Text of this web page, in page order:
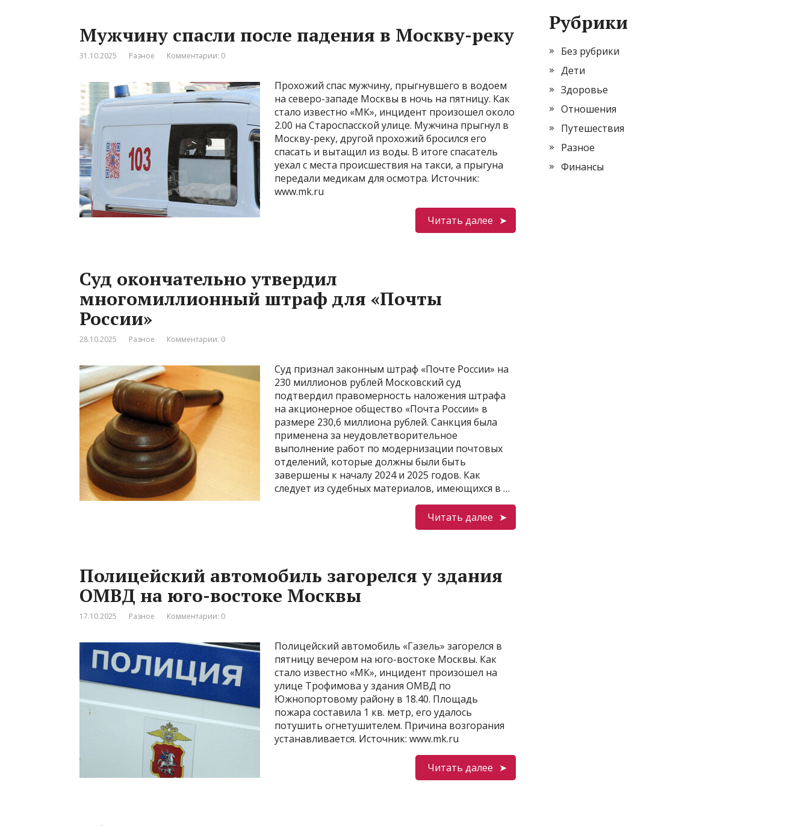
Мужчину спасли после падения в Москву-реку
31.10.2025 Разное Комментарии: 0
Прохожий спас мужчину, прыгнувшего в водоем
на северо-западе Москвы в ночь на пятницу. Как
стало известно «МК», инцидент произошел около
2.00 на Староспасской улице. Мужчина прыгнул в
Москву-реку, другой прохожий бросился его
спасать и вытащил из воды. В итоге спасатель
уехал с места происшествия на такси, а прыгуна
передали медикам для осмотра. Источник:
www.mk.ru
Читать далее
Суд окончательно утвердил
многомиллионный штраф для «Почты
России»
28.10.2025 Разное Комментарии: 0
Суд признал законным штраф «Почте России» на
230 миллионов рублей Московский суд
подтвердил правомерность наложения штрафа
на акционерное общество «Почта России» в
размере 230,6 миллиона рублей. Санкция была
применена за неудовлетворительное
выполнение работ по модернизации почтовых
отделений, которые должны были быть
завершены к началу 2024 и 2025 годов. Как
следует из судебных материалов, имеющихся в …
Читать далее
Полицейский автомобиль загорелся у здания
ОМВД на юго-востоке Москвы
17.10.2025 Разное Комментарии: 0
Полицейский автомобиль «Газель» загорелся в
пятницу вечером на юго-востоке Москвы. Как
стало известно «МК», инцидент произошел на
улице Трофимова у здания ОМВД по
Южнопортовому району в 18.40. Площадь
пожара составила 1 кв. метр, его удалось
потушить огнетушителем. Причина возгорания
устанавливается. Источник: www.mk.ru
Читать далее
Рубрики
Без рубрики
Дети
Здоровье
Отношения
Путешествия
Разное
Финансы